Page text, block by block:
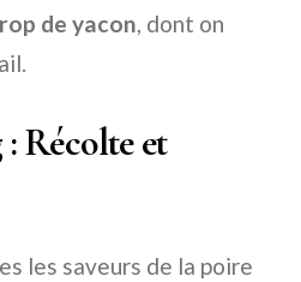
de yacon, dont on
Récolte et
les saveurs de la poire